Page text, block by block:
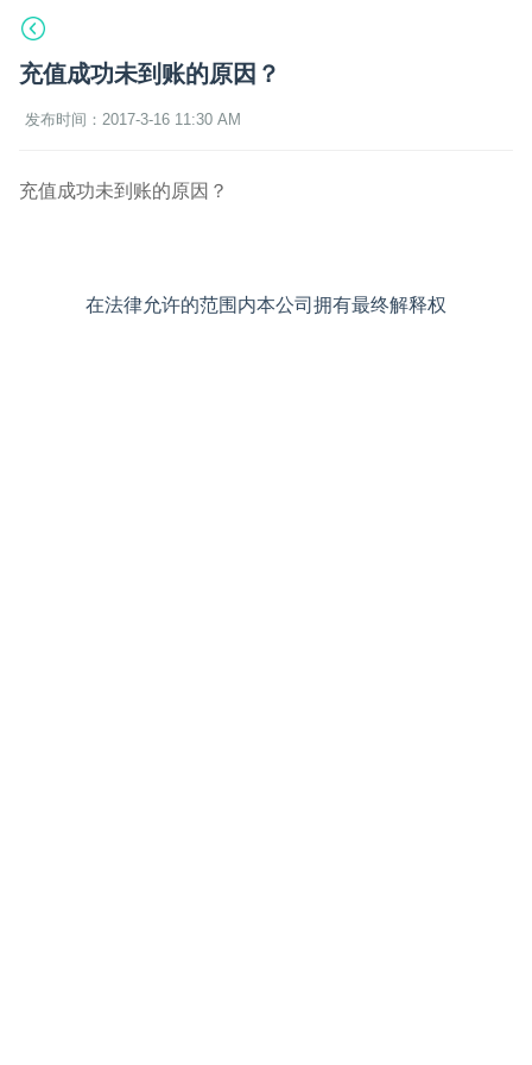
充值成功未到账的原因？
发布时间：2017-3-16 11:30 AM
充值成功未到账的原因？
在法律允许的范围内本公司拥有最终解释权